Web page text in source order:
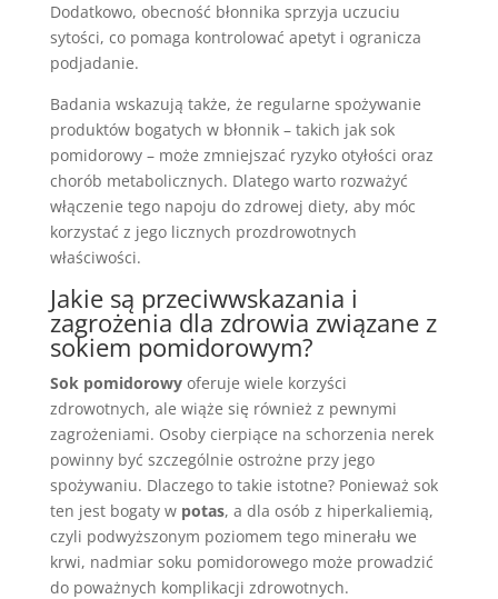
Dodatkowo, obecność błonnika sprzyja uczuciu
sytości, co pomaga kontrolować apetyt i ogranicza
podjadanie.
Badania wskazują także, że regularne spożywanie
produktów bogatych w błonnik – takich jak sok
pomidorowy – może zmniejszać ryzyko otyłości oraz
chorób metabolicznych. Dlatego warto rozważyć
włączenie tego napoju do zdrowej diety, aby móc
korzystać z jego licznych prozdrowotnych
właściwości.
Jakie są przeciwwskazania i
zagrożenia dla zdrowia związane z
sokiem pomidorowym?
Sok pomidorowyoferuje wiele korzyści
zdrowotnych, ale wiąże się również z pewnymi
zagrożeniami. Osoby cierpiące na schorzenia nerek
powinny być szczególnie ostrożne przy jego
spożywaniu. Dlaczego to takie istotne? Ponieważ sok
ten jest bogaty w potas, a dla osób z hiperkaliemią,
czyli podwyższonym poziomem tego minerału we
krwi, nadmiar soku pomidorowego może prowadzić
do poważnych komplikacji zdrowotnych.